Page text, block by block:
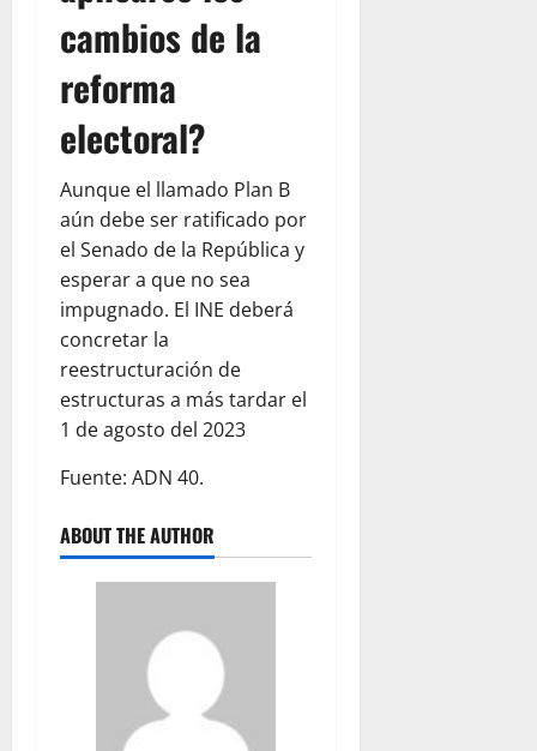
cambios de la
reforma
electoral?
Aunque el llamado Plan B
aún debe ser ratificado por
el Senado de la República y
esperar a que no sea
impugnado. El INE deberá
concretar la
reestructuración de
estructuras a más tardar el
1 de agosto del 2023
Fuente: ADN 40.
ABOUT THE AUTHOR